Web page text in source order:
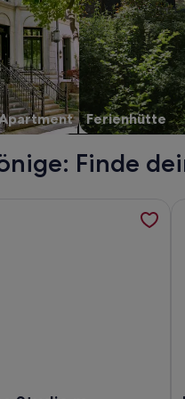
Ferienhütte
Finde